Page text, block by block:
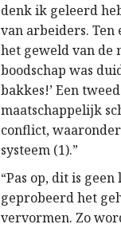
denk ik geleerd
van arbeiders.
het geweld van de
boodschap was
bakkes!’ Een
maatschappelijk
conflict,
systeem (1).”
“Pas op, dit is
geprobeerd het
vervormen. Zo